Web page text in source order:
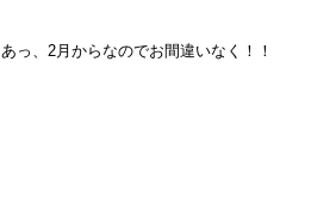
あっ、2月からなのでお間違いなく！！